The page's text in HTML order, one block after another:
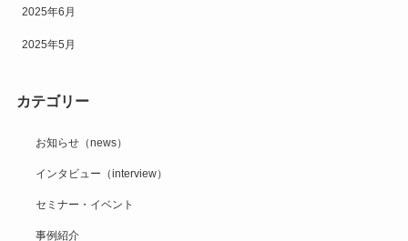
2025年6月
2025年5月
カテゴリー
お知らせ（news）
インタビュー（interview）
セミナー・イベント
事例紹介